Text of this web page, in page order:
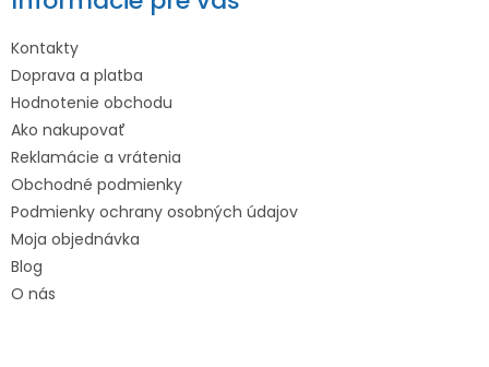
Kontakty
Doprava a platba
Hodnotenie obchodu
Ako nakupovať
Reklamácie a vrátenia
Obchodné podmienky
Podmienky ochrany osobných údajov
Moja objednávka
Blog
O nás